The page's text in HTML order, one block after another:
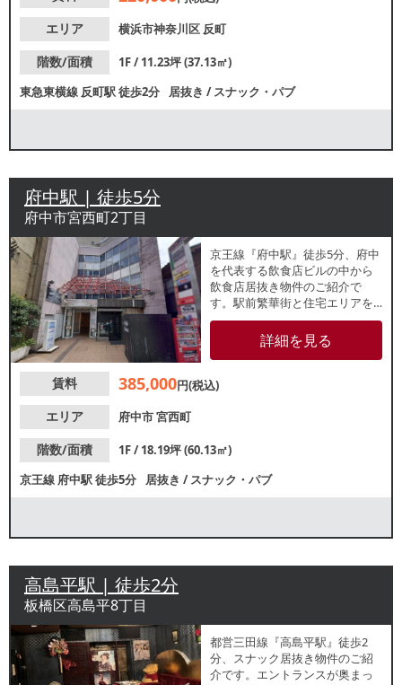
エリア
横浜市神奈川区 反町
階数/面積
1F / 11.23坪 (37.13㎡)
東急東横線 反町駅徒歩2分 居抜き /スナック・パブ
府中駅 | 徒歩5分
府中市宮西町2丁目
京王線『府中駅』徒歩5分、府中
を代表する飲食店ビルの中から
飲食店居抜き物件のご紹介で
す。駅前繁華街と住宅エリアを
繋ぐ番場北裏通りに位置してい
ます。他区画でもパブや焼肉
店、居酒屋が営業中！諸条件
い。
詳細を見る
賃料 385,000円(税込)
エリア
府中市宮西町
階数/面積
1F / 18.19坪 (60.13㎡)
京王線 府中駅徒歩5分 居抜き /スナック・パブ
高島平駅 | 徒歩2分
板橋区高島平8丁目
都営三田線『高島平駅』徒歩2
分、スナック居抜き物件のご紹
介です。エントランスが奥まっ